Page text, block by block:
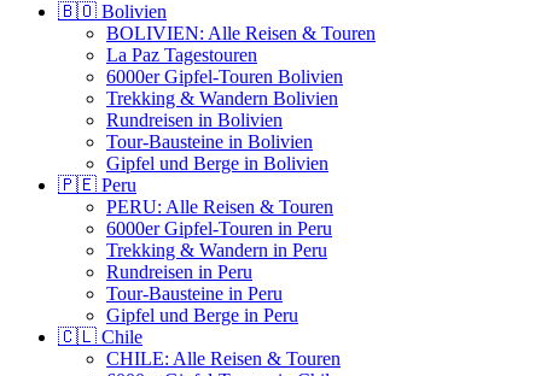
🇧🇴 Bolivien
BOLIVIEN: Alle Reisen & Touren
La Paz Tagestouren
6000er Gipfel-Touren Bolivien
Trekking & Wandern Bolivien
Rundreisen in Bolivien
Tour-Bausteine in Bolivien
Gipfel und Berge in Bolivien
🇵🇪 Peru
PERU: Alle Reisen & Touren
6000er Gipfel-Touren in Peru
Trekking & Wandern in Peru
Rundreisen in Peru
Tour-Bausteine in Peru
Gipfel und Berge in Peru
🇨🇱 Chile
CHILE: Alle Reisen & Touren